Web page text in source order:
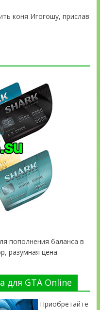
коня Игогошу, прислав
пополнения баланса в
разумная цена.
для GTA Online
Приобретайте